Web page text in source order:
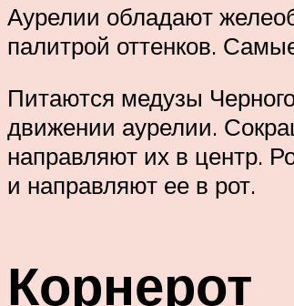
Аурелии обладают
палитрой оттенков.
Питаются медузы
движении аурелии.
направляют их в центр.
и направляют ее в рот.
Корнерот